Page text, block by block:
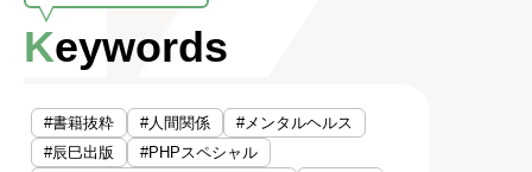
Keywords
#書籍抜粋 #人間関係
#メンタルヘルス
#辰巳出版
#PHPスペシャル